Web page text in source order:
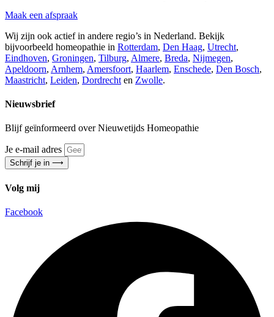
Maak een afspraak
Wij zijn ook actief in andere regio’s in Nederland. Bekijk
bijvoorbeeld homeopathie in Rotterdam, Den Haag, Utrecht,
Eindhoven, Groningen, Tilburg, Almere, Breda, Nijmegen,
Apeldoorn, Arnhem, Amersfoort, Haarlem, Enschede, Den Bosch,
Maastricht, Leiden, Dordrecht en Zwolle.
Nieuwsbrief
Blijf geïnformeerd over Nieuwetijds Homeopathie
Je e-mail adres
Schrijf je in ⟶
Volg mij
Facebook